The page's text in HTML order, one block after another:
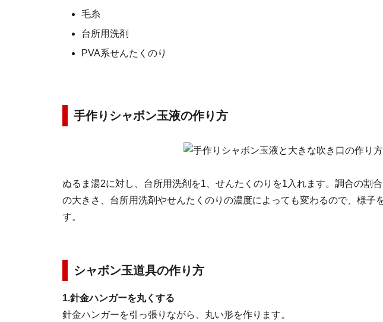
毛糸
台所用洗剤
PVA系せんたくのり
手作りシャボン玉液の作り方
ぬるま湯2に対し、台所用洗剤を1、せんたくのりを1入れます。調合の割
の大きさ、台所用洗剤やせんたくのりの濃度によっても変わるので、様子
す。
シャボン玉道具の作り方
1.針金ハンガーを丸くする
針金ハンガーを引っ張りながら、丸い形を作ります。